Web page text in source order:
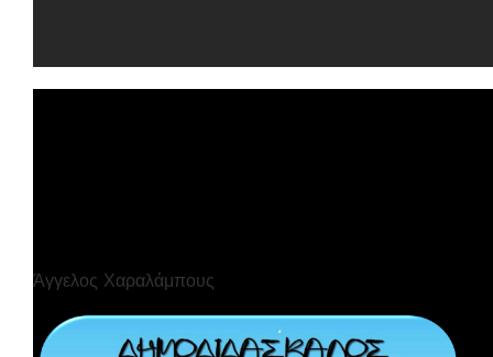
Άγγελος Χαραλάμπους